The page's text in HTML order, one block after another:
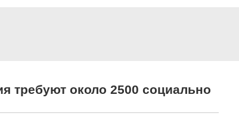
требуют около 2500 социально